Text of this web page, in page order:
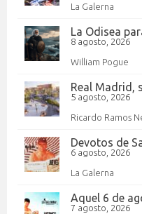
La Galerna
La Odisea
8 agosto, 2026
William Pogue
Real Madrid,
5 agosto, 2026
Ricardo Ramos
Devotos de
6 agosto, 2026
La Galerna
Aquel 6 de
7 agosto, 2026